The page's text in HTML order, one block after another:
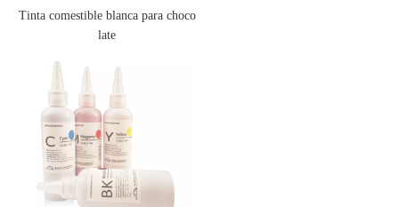
Tinta comestible blanca para choco
late